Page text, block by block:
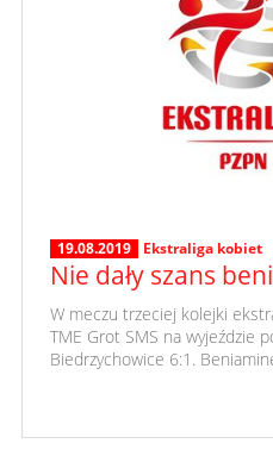
19.08.2019 Ekstraliga kobiet
Nie dały szans
W meczu trzeciej kolejki
TME Grot SMS na wyjeździe
Biedrzychowice 6:1.